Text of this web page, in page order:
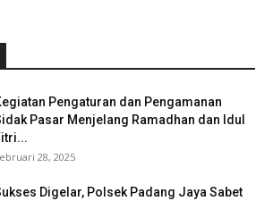
Pengaturan dan Pengamanan
Pasar Menjelang Ramadhan dan Idul
28, 2025
Digelar, Polsek Padang Jaya Sabet